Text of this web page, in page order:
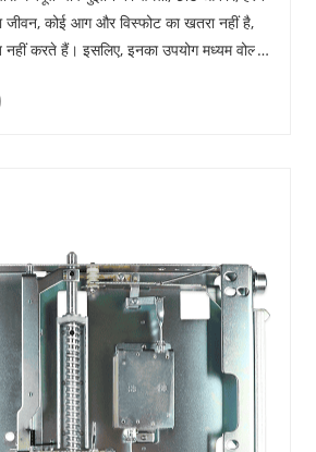
कोई आग और विस्फोट का खतरा नहीं है,
नहीं करते हैं। इसलिए, इनका उपयोग मध्यम वोल्टेज